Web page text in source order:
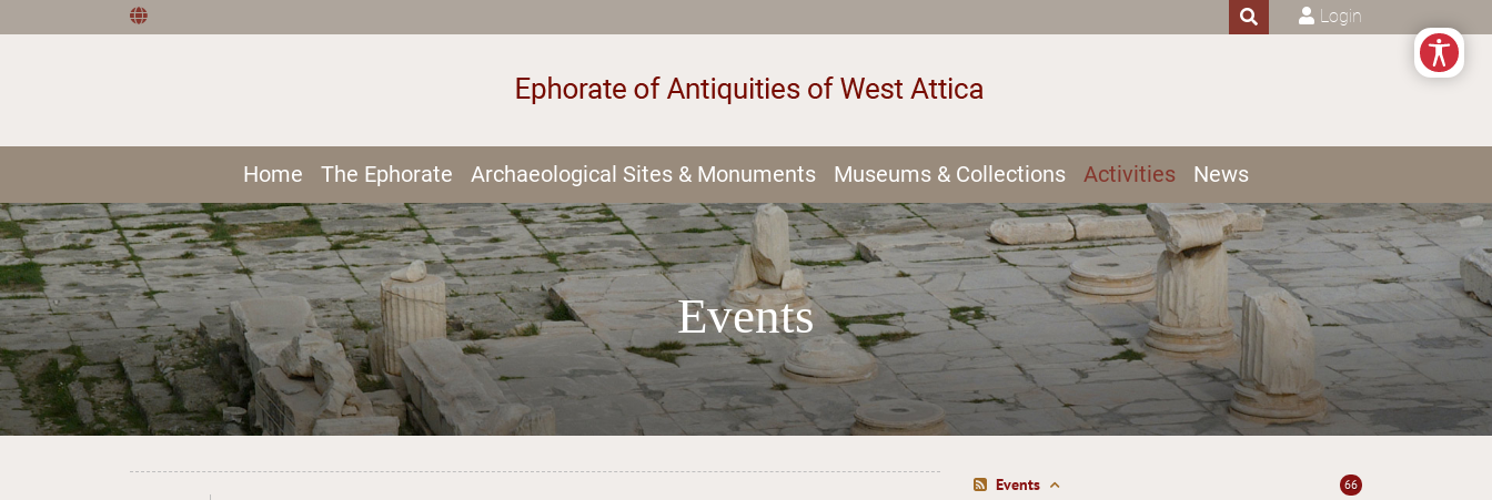
Login
Home The Ephorate Archaeological Sites & Monuments Museums & Collections Activities News
Events
66
Events